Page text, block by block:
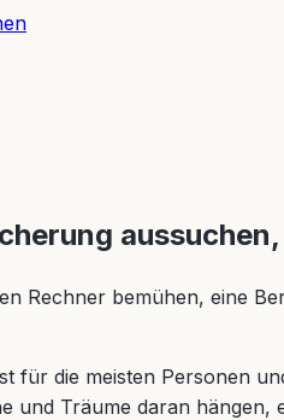
Rechner bemühen, eine
für die meisten Personen
und Träume daran hängen,